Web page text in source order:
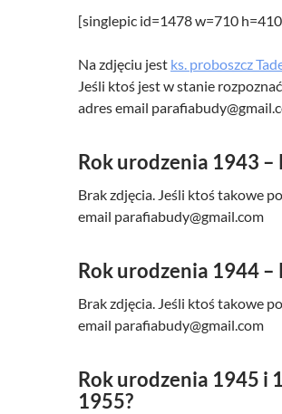
[singlepic id=1478 w=710
Na zdjęciu jest ks. proboszcz
Jeśli ktoś jest w stanie
adres email
Rok urodzenia 1943 –
Brak zdjęcia. Jeśli ktoś takowe
email parafiabudy@gmail.com
Rok urodzenia 1944 –
Brak zdjęcia. Jeśli ktoś takowe
email parafiabudy@gmail.com
Rok urodzenia 1945 i
1955?